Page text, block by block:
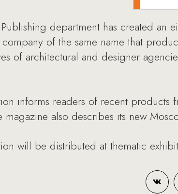
department has created an
of the same name that
of architectural and designer
informs readers of recent products
magazine also describes its new
will be distributed at thematic